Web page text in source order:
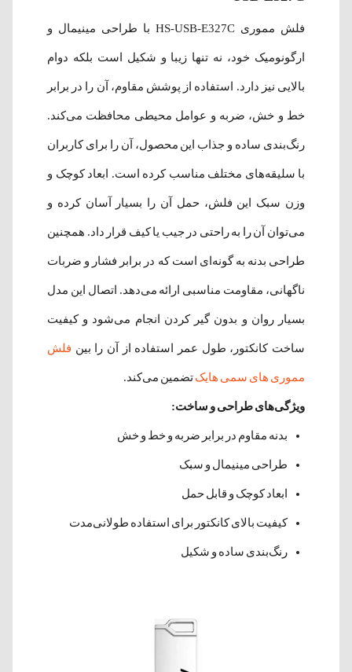
فلش مموری HS-USB-E327C با طراحی مینیمال و
ارگونومیک خود، نه تنها زیبا و شکیل است بلکه دوام
بالایی نیز دارد. استفاده از پوشش مقاوم، آن را در برابر
خط و خش، ضربه و عوامل محیطی محافظت می‌کند.
رنگ‌بندی ساده و جذاب این محصول، آن را برای کاربران
با سلیقه‌های مختلف مناسب کرده است. ابعاد کوچک و
وزن سبک این فلش، حمل آن را بسیار آسان کرده و
می‌توان آن را به راحتی در جیب یا کیف قرار داد. همچنین
طراحی بدنه به گونه‌ای است که در برابر فشار و ضربات
ناگهانی، مقاومت مناسبی ارائه می‌دهد. اتصال این مدل
بسیار روان و بدون گیر کردن انجام می‌شود و کیفیت
ساخت کانکتور، طول عمر استفاده از آن را بین فلش
مموری های سمی هایکتضمین می‌کند.
ویژگی‌های طراحی و ساخت:
بدنه مقاوم در برابر ضربه و خط و خش
طراحی مینیمال و سبک
ابعاد کوچک و قابل حمل
کیفیت بالای کانکتور برای استفاده طولانی‌مدت
رنگ‌بندی ساده و شکیل